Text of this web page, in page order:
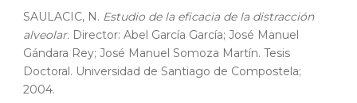
SAULACIC, N. Estudio de la eficacia de la distracción
alveolar. Director: Abel García García; José Manuel
Gándara Rey; José Manuel Somoza Martín. Tesis
Doctoral. Universidad de Santiago de Compostela;
2004.